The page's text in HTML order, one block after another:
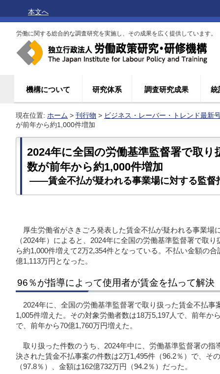
本文へ
労働に関する総合的な調査研究を実施し、その成果を広く提供しています。
機構について 研究体系 調査研究成果 統
現在位置: ホーム > 刊行物 > ビジネス・レーバー・トレンド最新
が前年から約1,000件増加
2024年に全国の労働基準監督署で取り
数が前年から約1,000件増加
――賃金不払が疑われる事業場に対する監督
厚生労働省がさきごろ発表した賃金不払が疑われる事業場
（2024年）によると、2024年に全国の労働基準監督署で取
ら約1,000件増えて2万2,354件となっている。不払い金額の
億1,113万円となった。
96％が指導によって使用者が賃金を払って解決
2024年に、全国の労働基準監督署で取り扱った賃金不払事
1,005件増えた。その対象労働者数は18万5,197人で、前年か
で、前年から70億1,760万円増えた。
取り扱った件数のうち、2024年中に、労働基準監督署の
決された賃金不払事案の件数は2万1,495件（96.2％）で、そ
（97.8％）、金額は162億732万円（94.2％）だった。